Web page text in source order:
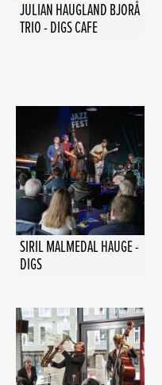
JULIAN HAUGLAND BJORÅ
TRIO - DIGS CAFE
SIRIL MALMEDAL HAUGE -
DIGS